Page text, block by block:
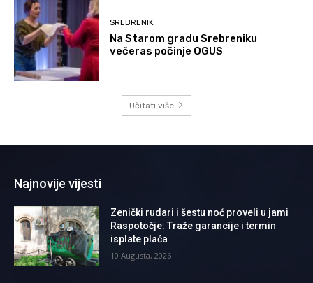
SREBRENIK
Na Starom gradu Srebreniku
večeras počinje OGUS
Učitati više
Najnovije vijesti
Zenički rudari i šestu noć proveli u jami
Raspotočje: Traže garancije i termin
isplate plaća
10 Augusta, 2026